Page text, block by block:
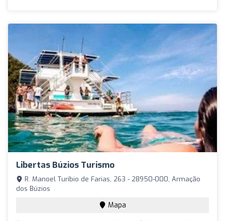
Libertas Búzios Turismo
R. Manoel Turíbio de Farias, 263 - 28950-000, Armação
dos Búzios
Mapa